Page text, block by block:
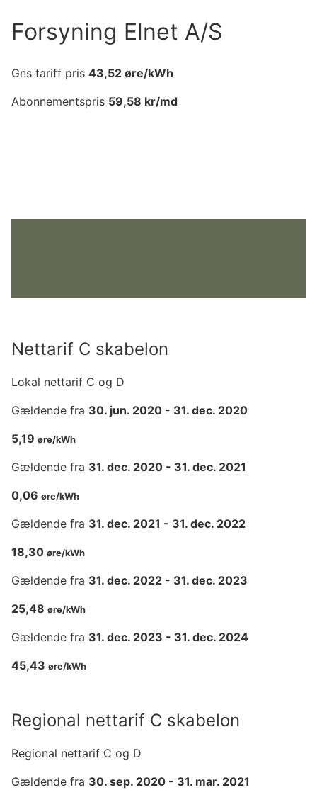
Forsyning Elnet A/S
Gns tariff pris 43,52 øre/kWh
Abonnementspris 59,58 kr/md
Nettarif C skabelon
Lokal nettarif C og D
Gældende fra 30. jun. 2020 - 31. dec. 2020
5,19 øre/kWh
Gældende fra 31. dec. 2020 - 31. dec. 2021
0,06 øre/kWh
Gældende fra 31. dec. 2021 - 31. dec. 2022
18,30 øre/kWh
Gældende fra 31. dec. 2022 - 31. dec. 2023
25,48 øre/kWh
Gældende fra 31. dec. 2023 - 31. dec. 2024
45,43 øre/kWh
Regional nettarif C skabelon
Regional nettarif C og D
Gældende fra 30. sep. 2020 - 31. mar. 2021